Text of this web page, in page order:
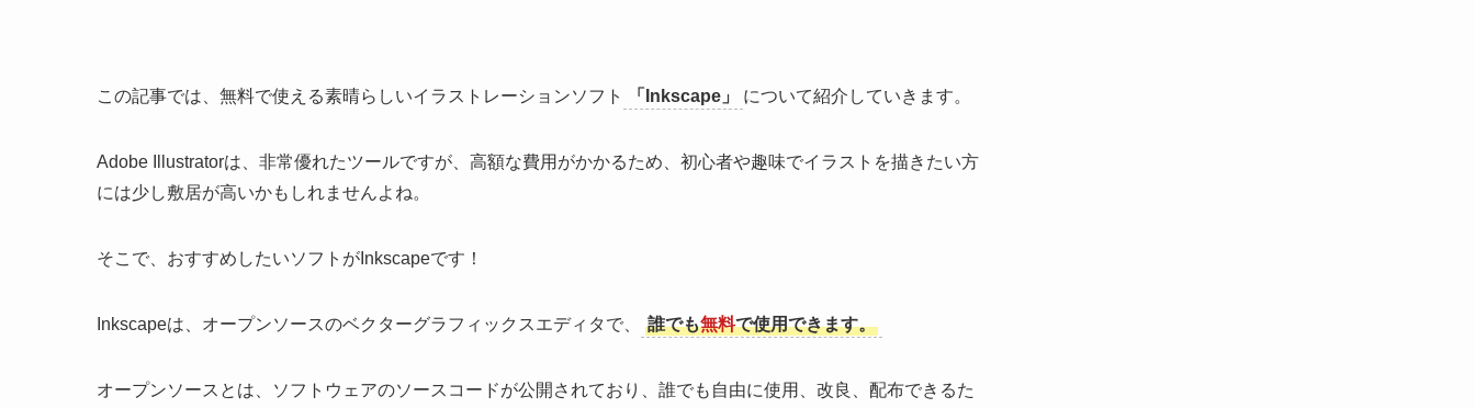
この記事では、無料で使える素晴らしいイラストレーションソフト 「Inkscape」 について紹介していきます。
Adobe Illustratorは、非常優れたツールですが、高額な費用がかかるため、初心者や趣味でイラストを描きたい方
には少し敷居が高いかもしれませんよね。
そこで、おすすめしたいソフトがInkscapeです！
Inkscapeは、オープンソースのベクターグラフィックスエディタで、 誰でも無料で使用できます。
オープンソースとは、ソフトウェアのソースコードが公開されており、誰でも自由に使用、改良、配布できるた